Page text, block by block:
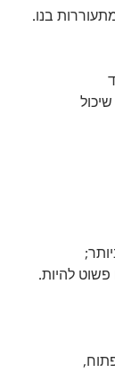
בנו.
להיות.